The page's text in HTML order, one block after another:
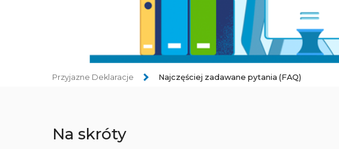
Przyjazne Deklaracje Najczęściej zadawane pytania (FAQ)
Na skróty